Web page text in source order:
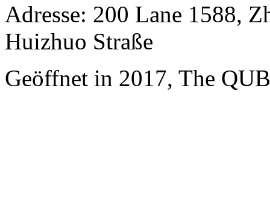
Adresse: 200 Lane 1588,
Huizhuo Straße
Geöffnet in 2017, The